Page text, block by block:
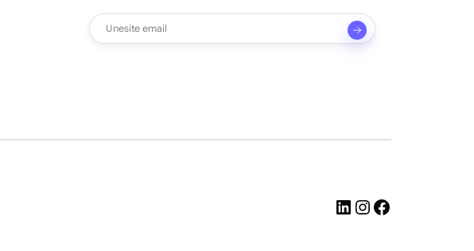
LinkedIn
Instagram
Facebook